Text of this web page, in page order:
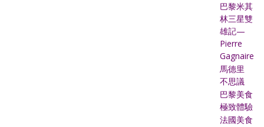
巴黎米其
林三星雙
雄記—
Pierre
Gagnaire
馬德里
不思議
巴黎美食
極致體驗
法國美食